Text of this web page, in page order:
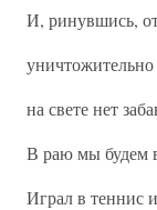
И, ринувшись,
на свете нет
В раю мы будем
Играл в теннис